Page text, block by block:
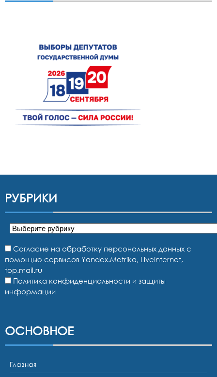
РУБРИКИ
Рубрики
Согласие на обработку персональных данных с
помощью сервисов Yandex.Metrika, LiveInternet,
top.mail.ru
Политика конфиденциальности и защиты
информации
ОСНОВНОЕ
Главная